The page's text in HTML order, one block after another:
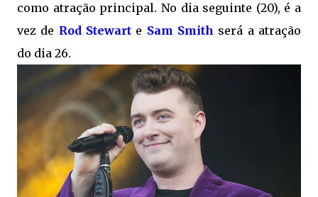
como atração principal. No dia seguinte (20), é a
vez de Rod Stewart e Sam Smith será a atração
do dia 26.